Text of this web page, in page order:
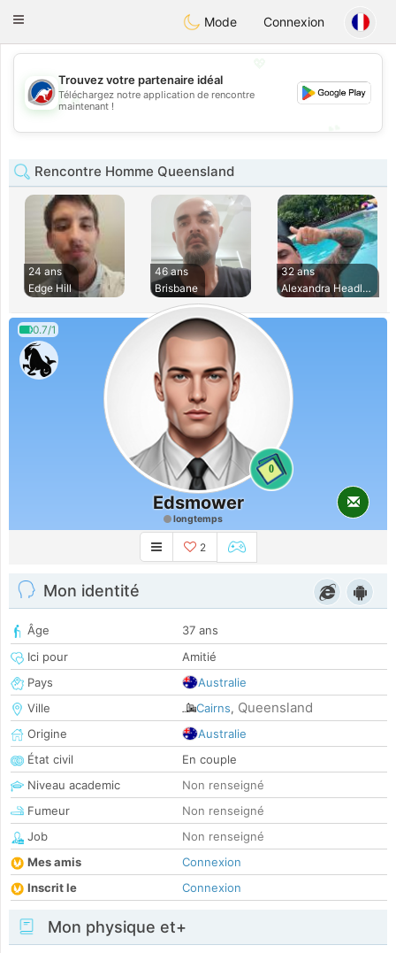
AustraliaChat
Toggle
Mode Connexion
💖
💕
Trouvez votre partenaire idéal
Téléchargez notre application de rencontre
maintenant !
Rencontre Homme Queensland
24 ans
Edge Hill
46 ans
Brisbane
32 ans
Alexandra Headland
0.7/1
0
Edsmower
longtemps
2
Mon identité
Âge
37 ans
Ici pour
Amitié
Pays
Australie
Ville
Cairns, Queensland
Origine
Australie
État civil
En couple
Niveau academic
Non renseigné
Fumeur
Non renseigné
Job
Non renseigné
Mes amis
Connexion
Inscrit le
Connexion
Mon physique et+